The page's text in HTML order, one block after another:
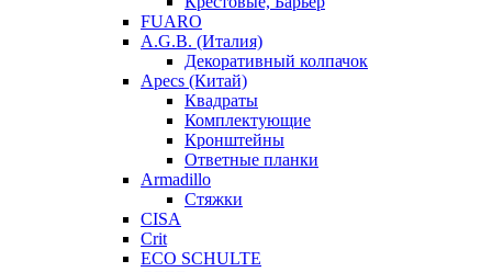
FUARO
A.G.B. (Италия)
Декоративный колпачок
Apecs (Китай)
Квадраты
Комплектующие
Кронштейны
Ответные планки
Armadillo
Стяжки
CISA
Crit
ECO SCHULTE